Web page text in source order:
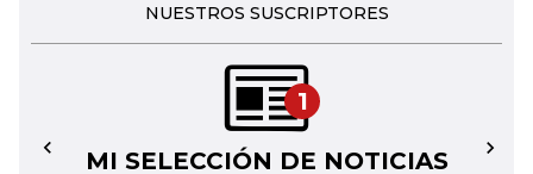
NUESTROS SUSCRIPTORES
1
MI SELECCIÓN DE NOTICIAS
← →